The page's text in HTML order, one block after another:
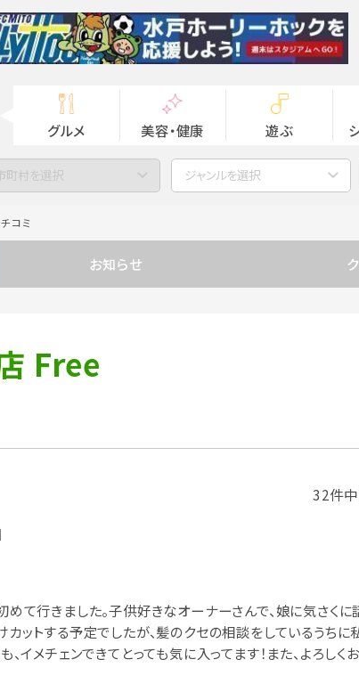
グルメ 美容・健康 遊ぶ
町村を選択 ジャンルを選択
コミ
お知らせ
Free
32件
めて行きました。子供好きなオーナーさんで、娘に気さくに
カットする予定でしたが、髪のクセの相談をしているうちに
、イメチェンできてとっても気に入ってます！また、よろしく